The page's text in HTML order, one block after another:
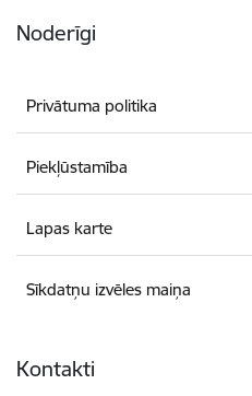
Noderīgi
Privātuma politika
Piekļūstamība
Lapas karte
Sīkdatņu izvēles maiņa
Kontakti